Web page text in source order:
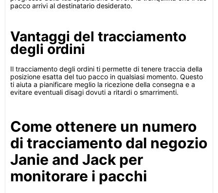
pacco arrivi al destinatario desiderato.
Vantaggi del tracciamento
degli ordini
Il tracciamento degli ordini ti permette di tenere traccia della
posizione esatta del tuo pacco in qualsiasi momento. Questo
ti aiuta a pianificare meglio la ricezione della consegna e a
evitare eventuali disagi dovuti a ritardi o smarrimenti.
Come ottenere un numero
di tracciamento dal negozio
Janie and Jack per
monitorare i pacchi